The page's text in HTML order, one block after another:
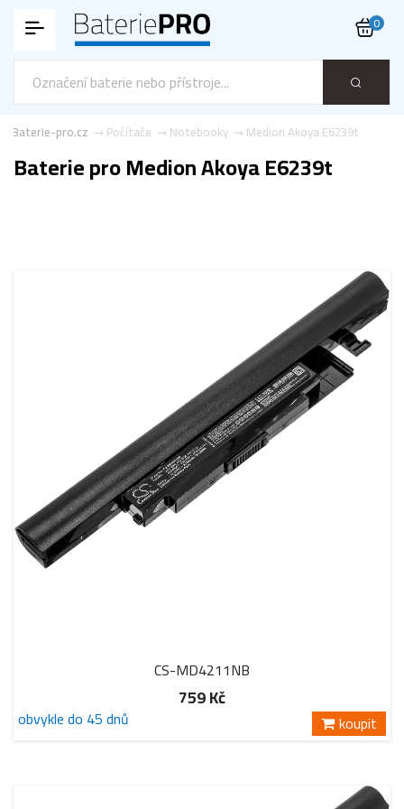
0
Medion Akoya E6239t
Notebooky
Počítače
Baterie-pro.cz
Baterie pro Medion Akoya E6239t
CS-MD4211NB
759 Kč
obvykle do 45 dnů koupit